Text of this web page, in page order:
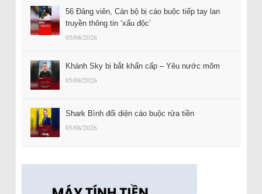
56 Đảng viên, Cán bộ bị cáo buộc tiếp tay lan
truyền thông tin ‘xấu độc’
05/08/2026
Khánh Sky bị bắt khẩn cấp – Yêu nước mõm
05/08/2026
Shark Bình đối diện cáo buộc rửa tiền
05/08/2026